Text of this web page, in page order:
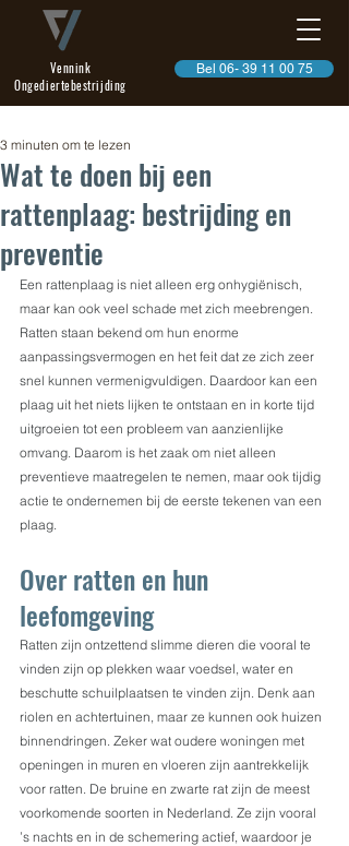
Bel 06- 39 11 00 75
Vennink
Ongediertebestrijding
Wat te doen bij een
rattenplaag: bestrijding en
preventie
3 minuten om te lezen
Een rattenplaag is niet alleen erg onhygiënisch,
maar kan ook veel schade met zich meebrengen.
Ratten staan bekend om hun enorme
aanpassingsvermogen en het feit dat ze zich zeer
snel kunnen vermenigvuldigen. Daardoor kan een
plaag uit het niets lijken te ontstaan en in korte tijd
uitgroeien tot een probleem van aanzienlijke
omvang. Daarom is het zaak om niet alleen
preventieve maatregelen te nemen, maar ook tijdig
actie te ondernemen bij de eerste tekenen van een
plaag.
Over ratten en hun
leefomgeving
Ratten zijn ontzettend slimme dieren die vooral te
vinden zijn op plekken waar voedsel, water en
beschutte schuilplaatsen te vinden zijn. Denk aan
riolen en achtertuinen, maar ze kunnen ook huizen
binnendringen. Zeker wat oudere woningen met
openingen in muren en vloeren zijn aantrekkelijk
voor ratten. De bruine en zwarte rat zijn de meest
voorkomende soorten in Nederland. Ze zijn vooral
’s nachts en in de schemering actief, waardoor je